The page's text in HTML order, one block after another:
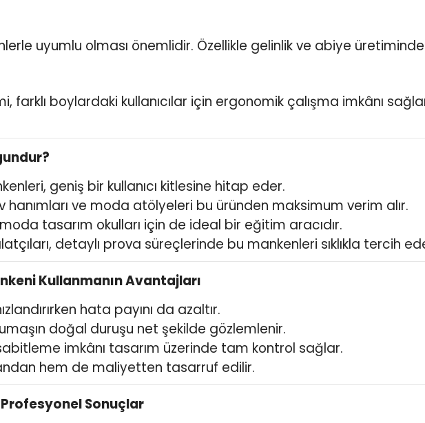
uyumlu olması önemlidir. Özellikle gelinlik ve abiye
farklı boylardaki kullanıcılar için ergonomik çalışma imkânı
geniş bir kullanıcı kitlesine hitap eder.
hanımları ve moda atölyeleri bu üründen maksimum verim alır.
tasarım okulları için de ideal bir eğitim aracıdır.
detaylı prova süreçlerinde bu mankenleri sıklıkla tercih
Kullanmanın Avantajları
hata payını da azaltır.
doğal duruşu net şekilde gözlemlenir.
imkânı tasarım üzerinde tam kontrol sağlar.
hem de maliyetten tasarruf edilir.
Sonuçlar